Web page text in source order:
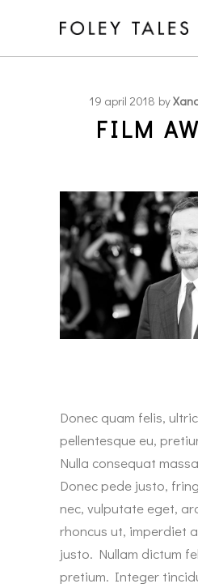
19 april 2018 by
FILM
Donec quam felis,
pellentesque eu,
Nulla consequat
Donec pede justo,
nec, vulputate eget,
rhoncus ut, imperdiet
justo. Nullam dictum
pretium. Integer